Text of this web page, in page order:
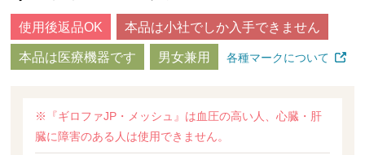
使用後返品OK 本品は小社でしか入手できません
本品は医療機器です 男女兼用 各種マークについて
※『ギロファJP・メッシュ』は血圧の高い人、心臓・肝
臓に障害のある人は使用できません。